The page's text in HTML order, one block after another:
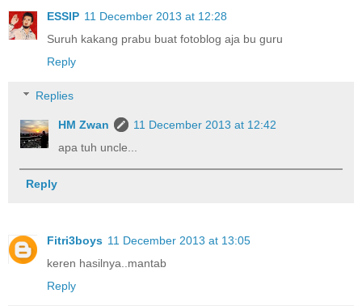
ESSIP 11 December 2013 at 12:28
Suruh kakang prabu buat fotoblog aja bu guru
Reply
Replies
HM Zwan
11 December 2013 at 12:42
apa tuh uncle...
Reply
Fitri3boys 11 December 2013 at 13:05
keren hasilnya..mantab
Reply